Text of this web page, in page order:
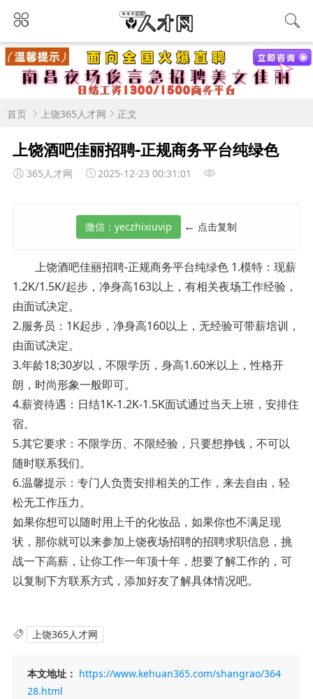
首页 上饶365人才网 正文
上饶酒吧佳丽招聘-正规商务平台纯绿色
365人才网 2025-12-23 00:31:01
← 点击复制
上饶酒吧佳丽招聘-正规商务平台纯绿色 1.模特：现薪
1.2K/1.5K/起步，净身高163以上，有相关夜场工作经验，
由面试决定。
2.服务员：1K起步，净身高160以上，无经验可带薪培训，
由面试决定。
3.年龄18;30岁以，不限学历，身高1.60米以上，性格开
朗，时尚形象一般即可。
4.薪资待遇：日结1K-1.2K-1.5K面试通过当天上班，安排住
宿。
5.其它要求：不限学历、不限经验，只要想挣钱，不可以
随时联系我们。
6.温馨提示：专门人负责安排相关的工作，来去自由，轻
松无工作压力。
如果你想可以随时用上千的化妆品，如果你也不满足现
状，那你就可以来参加上饶夜场招聘的招聘求职信息，挑
战一下高薪，让你工作一年顶十年，想要了解工作的，可
以复制下方联系方式，添加好友了解具体情况吧。
上饶365人才网
本文地址： https://www.kehuan365.com/shangrao/364
28.html